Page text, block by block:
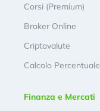
Corsi (Premium)
Broker Online
Criptovalute
Calcolo Percentuale
Finanza e Mercati